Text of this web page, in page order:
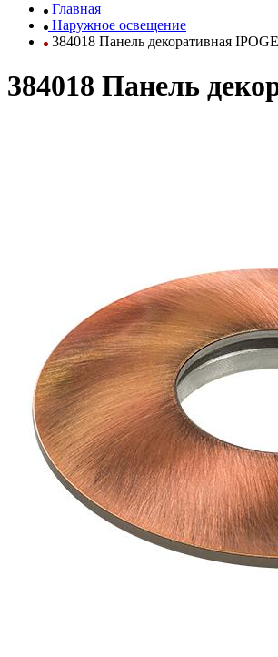
Главная
Наружное освещение
384018 Панель декоративная
384018 Панель